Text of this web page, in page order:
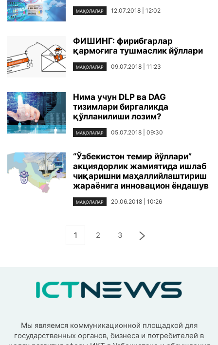
МАҚОЛАЛАР 12.07.2018 | 12:02
ФИШИНГ: фирибгарлар
қармоғига тушмаслик йўллари
МАҚОЛАЛАР 09.07.2018 | 11:23
Нима учун DLP ва DAG
тизимлари биргаликда
қўлланилиши лозим?
МАҚОЛАЛАР 05.07.2018 | 09:30
“Ўзбекистон темир йўллари”
акциядорлик жамиятида ишлаб
чиқаришни маҳаллийлаштириш
жараёнига инновацион ёндашув
МАҚОЛАЛАР 20.06.2018 | 10:26
1 2 3
Мы являемся коммуникационной площадкой для
государственных органов, бизнеса и потребителей в